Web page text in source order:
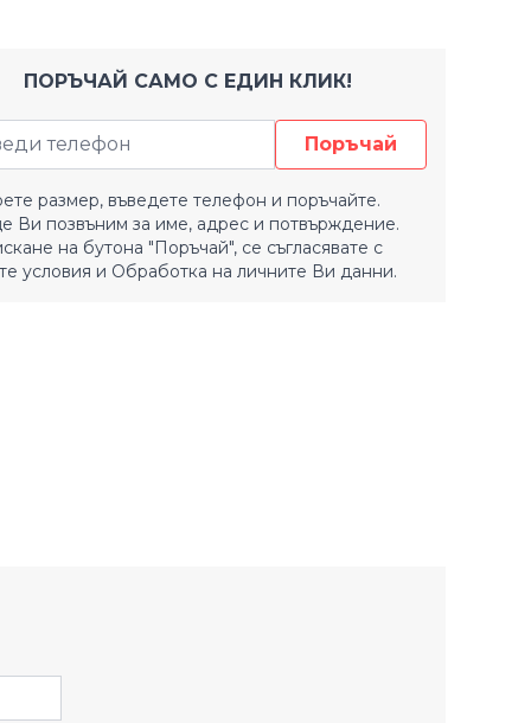
ПОРЪЧАЙ САМО С ЕДИН КЛИК!
Поръчай
размер, въведете телефон и поръчайте.
Ви позвъним за име, адрес и потвърждение.
на бутона "Поръчай", се съгласявате с
условия и Обработка на личните Ви данни.